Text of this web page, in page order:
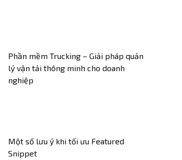
Phần mềm Trucking – Giải pháp quản
lý vận tải thông minh cho doanh
nghiệp
Một số lưu ý khi tối ưu Featured
Snippet